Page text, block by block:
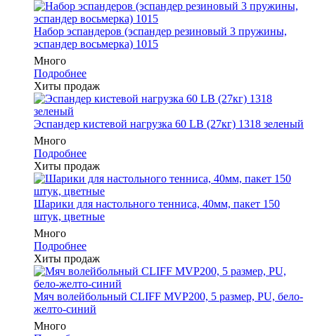
Набор эспандеров (эспандер резиновый 3 пружины,
эспандер восьмерка) 1015
Много
Подробнее
Хиты продаж
Эспандер кистевой нагрузка 60 LB (27кг) 1318 зеленый
Много
Подробнее
Хиты продаж
Шарики для настольного тенниса, 40мм, пакет 150
штук, цветные
Много
Подробнее
Хиты продаж
Мяч волейбольный CLIFF MVP200, 5 размер, PU, бело-
желто-синий
Много